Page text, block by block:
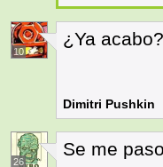
10
¿Ya
Dimitri Pushkin
26
Se me